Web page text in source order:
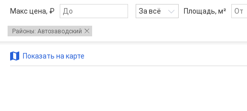
Макс цена, ₽ За всё Площадь, м²
Районы: Автозаводский
Показать на карте